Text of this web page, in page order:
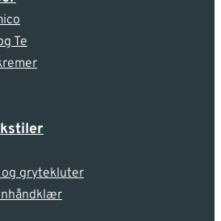
Te
og grytekluter